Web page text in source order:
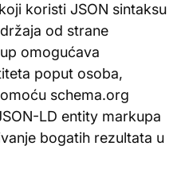
koristi JSON sintaksu
od strane
omogućava
poput osoba,
schema.org
LD entity markupa
bogatih rezultata u